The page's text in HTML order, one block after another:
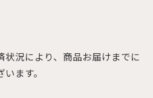
況により、商品お届けまでに
ます。